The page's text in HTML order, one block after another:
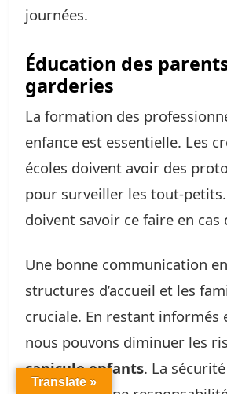
journées.
Éducation des
garderies
La formation des
enfance est essentielle. Les
écoles doivent avoir des
pour surveiller les tout-
doivent savoir ce faire en cas
Une bonne communication
structures d’accueil et les
cruciale. En restant informés
nous pouvons diminuer les
canicule enfants. La
Translate »